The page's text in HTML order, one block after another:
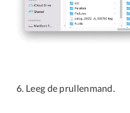
Leeg de prullenmand.